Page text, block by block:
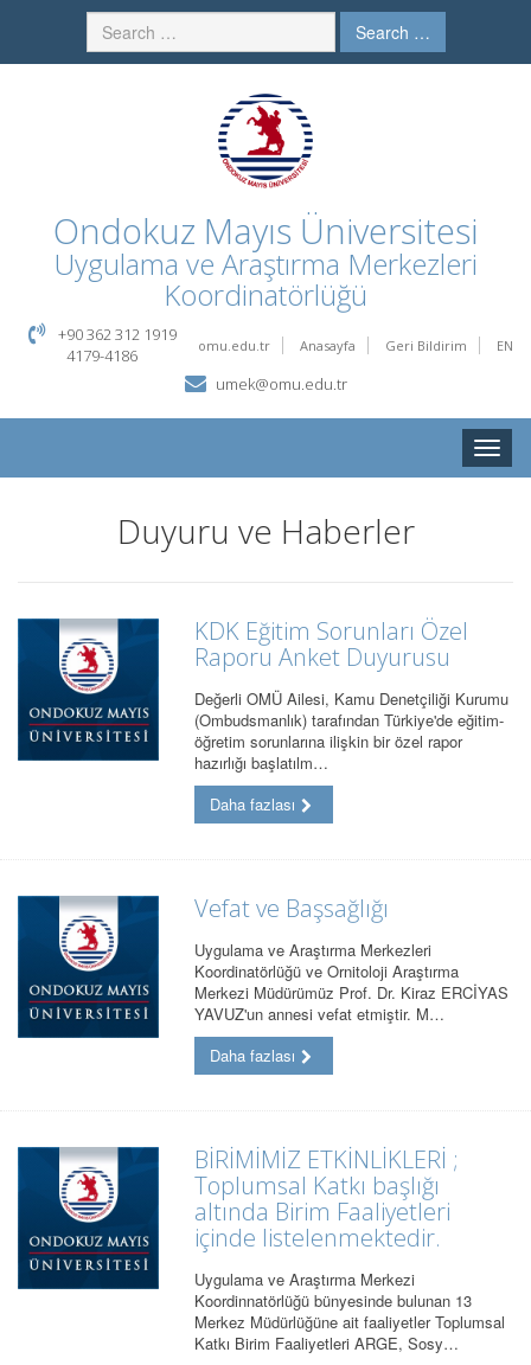
Search …
Ondokuz Mayıs Üniversitesi
Uygulama ve Araştırma Merkezleri
Koordinatörlüğü
omu.edu.tr Anasayfa Geri Bildirim EN
+90 362 312 1919
4179-4186
umek@omu.edu.tr
Toggle
Duyuru ve Haberler
KDK Eğitim Sorunları Özel
Raporu Anket Duyurusu
Değerli OMÜ Ailesi, Kamu Denetçiliği Kurumu
(Ombudsmanlık) tarafından Türkiye'de eğitim-
öğretim sorunlarına ilişkin bir özel rapor
hazırlığı başlatılm…
Daha fazlası
Vefat ve Başsağlığı
Uygulama ve Araştırma Merkezleri
Koordinatörlüğü ve Ornitoloji Araştırma
Merkezi Müdürümüz Prof. Dr. Kiraz ERCİYAS
YAVUZ'un annesi vefat etmiştir. M…
Daha fazlası
BİRİMİMİZ ETKİNLİKLERİ ;
Toplumsal Katkı başlığı
altında Birim Faaliyetleri
içinde listelenmektedir.
Uygulama ve Araştırma Merkezi
Koordinnatörlüğü bünyesinde bulunan 13
Merkez Müdürlüğüne ait faaliyetler Toplumsal
Katkı Birim Faaliyetleri ARGE, Sosy…